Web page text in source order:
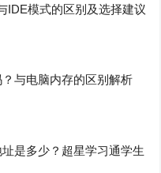
IDE模式的区别及选择建议
与电脑内存的区别解析
是多少？超星学习通学生